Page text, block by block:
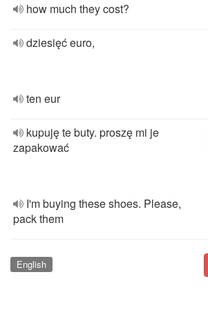
how much they cost?
dziesięć euro,
ten eur
kupuję te buty. proszę mi je
zapakować
I'm buying these shoes. Please,
pack them
English